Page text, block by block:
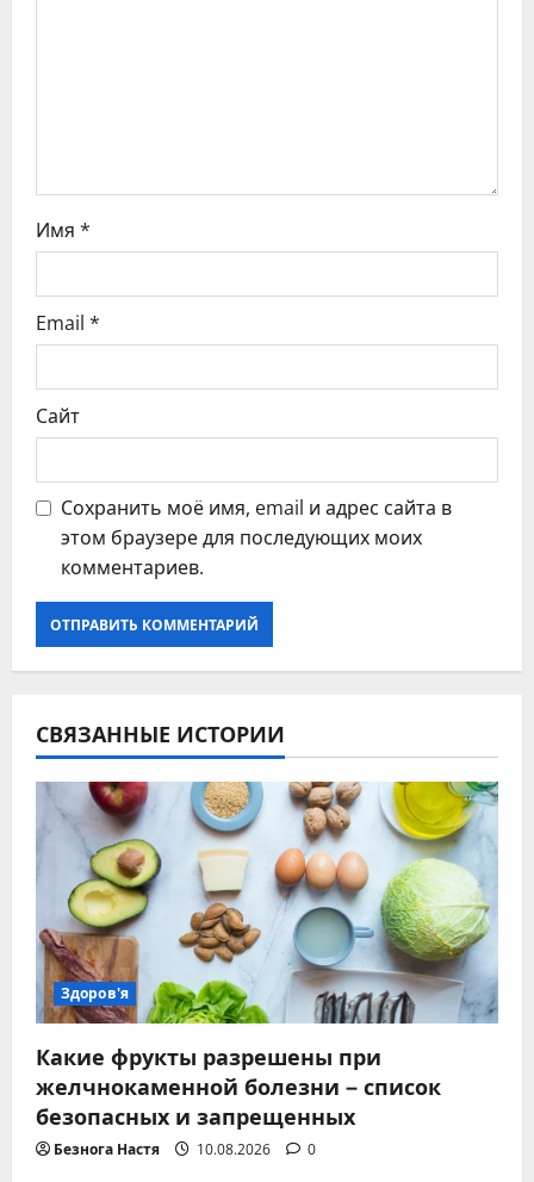
с
я
м
Имя *
Email *
Сайт
Сохранить моё имя, email и адрес сайта в
этом браузере для последующих моих
комментариев.
СВЯЗАННЫЕ ИСТОРИИ
Здоров'я
Какие фрукты разрешены при
желчнокаменной болезни – список
безопасных и запрещенных
Безнога Настя 10.08.2026 0